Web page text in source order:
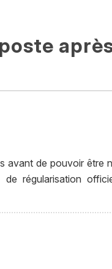
avant de pouvoir être
régularisation